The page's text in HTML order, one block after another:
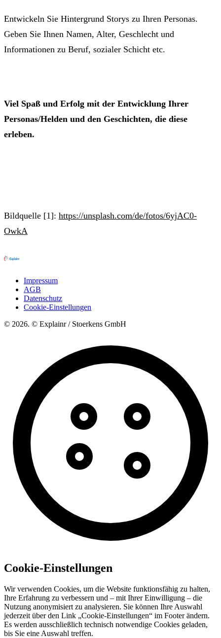
Entwickeln Sie Hintergrund Storys zu Ihren Personas.
Geben Sie Ihnen Namen, Alter, Geschlecht und
Informationen zu Beruf, sozialer Schicht etc.
Viel Spaß und Erfolg mit der Entwicklung Ihrer
Personas/Helden und den Geschichten, die diese
erleben.
Bildquelle [1]: https://unsplash.com/de/fotos/6yjAC0-
OwkA
Impressum
AGB
Datenschutz
Cookie-Einstellungen
© 2026. © Explainr / Stoerkens GmbH
Cookie-Einstellungen
Wir verwenden Cookies, um die Website funktionsfähig zu halten,
Ihre Erfahrung zu verbessern und – mit Ihrer Einwilligung – die
Nutzung anonymisiert zu analysieren. Sie können Ihre Auswahl
jederzeit über den Link „Cookie-Einstellungen“ im Footer ändern.
Es werden ausschließlich technisch notwendige Cookies geladen,
bis Sie eine Auswahl treffen.